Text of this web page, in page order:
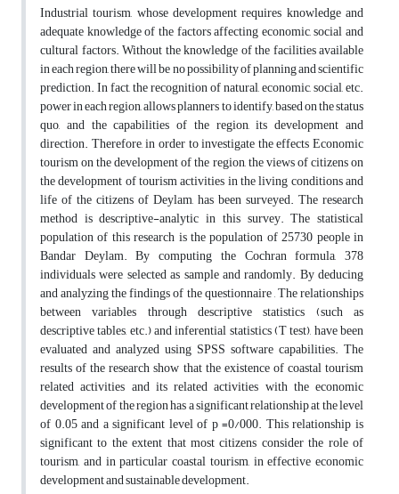
Industrial tourism, whose development requires knowledge and
adequate knowledge of the factors affecting economic, social and
cultural factors. Without the knowledge of the facilities available
in each region, there will be no possibility of planning and scientific
prediction. In fact, the recognition of natural, economic, social, etc.
power in each region, allows planners to identify, based on the status
quo, and the capabilities of the region, its development and
direction. Therefore, in order to investigate the effects Economic
tourism on the development of the region, the views of citizens on
the development of tourism activities in the living conditions and
life of the citizens of Deylam, has been surveyed. The research
method is descriptive-analytic in this survey. The statistical
population of this research is the population of 25730 people in
Bandar Deylam. By computing the Cochran formula, 378
individuals were selected as sample and randomly. By deducing
and analyzing the findings of the questionnaire , The relationships
between variables through descriptive statistics (such as
descriptive tables, etc.) and inferential statistics (T test), have been
evaluated and analyzed using SPSS software capabilities. The
results of the research show that the existence of coastal tourism
related activities and its related activities with the economic
development of the region has a significant relationship at the level
of 0.05 and a significant level of p =0/000. This relationship is
significant to the extent that most citizens consider the role of
tourism, and in particular coastal tourism, in effective economic
development and sustainable development.